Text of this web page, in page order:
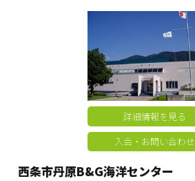
詳細情報を見る
入会・お問い合わせ
西条市丹原B&G海洋センター